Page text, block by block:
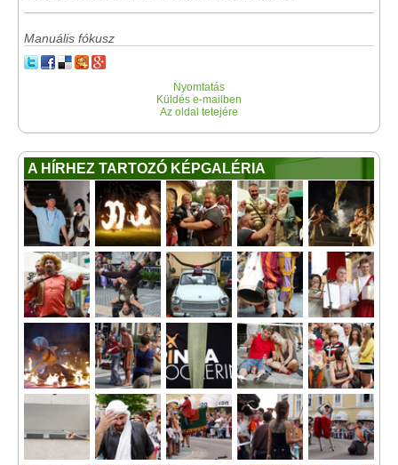
Manuális fókusz
Nyomtatás
Küldés e-mailben
Az oldal tetejére
A HÍRHEZ TARTOZÓ KÉPGALÉRIA